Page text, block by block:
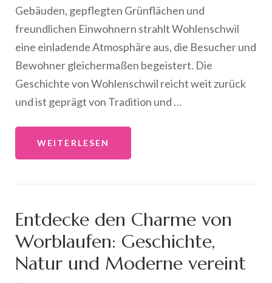
Gebäuden, gepflegten Grünflächen und
freundlichen Einwohnern strahlt Wohlenschwil
eine einladende Atmosphäre aus, die Besucher und
Bewohner gleichermaßen begeistert. Die
Geschichte von Wohlenschwil reicht weit zurück
und ist geprägt von Tradition und …
WEITERLESEN
Entdecke den Charme von
Worblaufen: Geschichte,
Natur und Moderne vereint